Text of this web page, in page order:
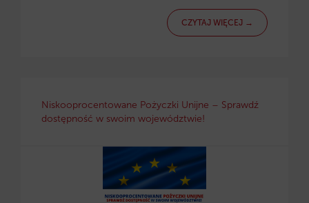
CZYTAJ WIĘCEJ →
Niskooprocentowane Pożyczki Unijne – Sprawdź
dostępność w swoim województwie!